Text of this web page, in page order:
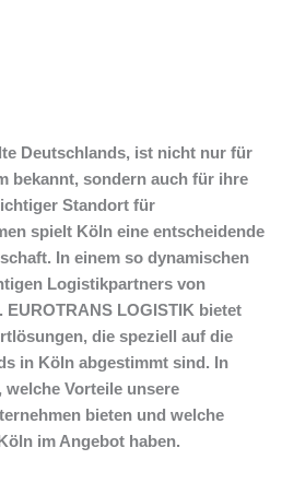
Deutschlands, ist nicht nur für
bekannt, sondern auch für ihre
Standort für
spielt Köln eine entscheidende
In einem so dynamischen
Logistikpartners von
LOGISTIK bietet
die speziell auf die
in Köln abgestimmt sind. In
Vorteile unsere
bieten und welche
im Angebot haben.